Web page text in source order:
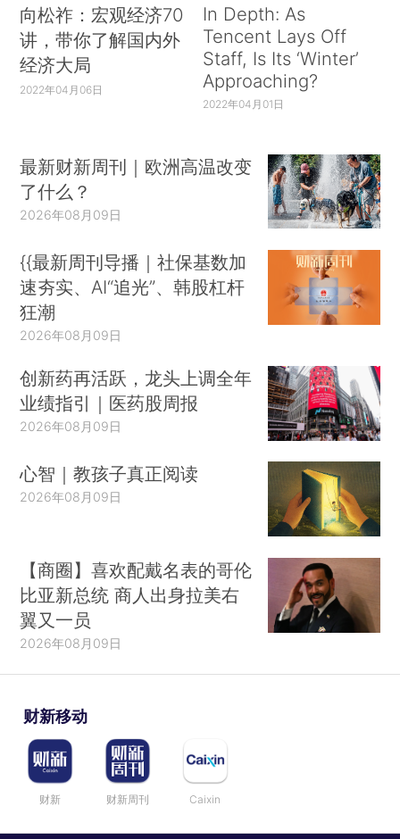
向松祚：宏观经济70
讲，带你了解国内外
经济大局
2022年04月06日
In Depth: As
Tencent Lays Off
Staff, Is Its ‘Winter’
Approaching?
2022年04月01日
最新财新周刊｜欧洲高温改变
了什么？
2026年08月09日
{{最新周刊导播｜社保基数加
速夯实、AI“追光”、韩股杠杆
狂潮
2026年08月09日
创新药再活跃，龙头上调全年
业绩指引｜医药股周报
2026年08月09日
心智｜教孩子真正阅读
2026年08月09日
【商圈】喜欢配戴名表的哥伦
比亚新总统 商人出身拉美右
翼又一员
2026年08月09日
财新移动
财新 财新周刊 Caixin